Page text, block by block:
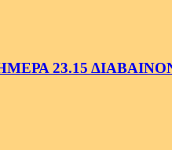
23.15